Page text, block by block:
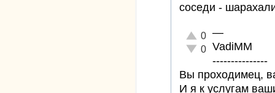
соседи -
Отлично!
0
Неадекватно!
0
—
VadiMM
---------------
Вы проходимец,
И я к услугам